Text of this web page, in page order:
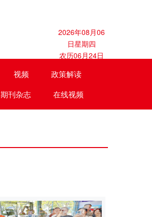
2026年08月06
日星期四
农历06月24日
视频
政策解读
期刊杂志 在线视频